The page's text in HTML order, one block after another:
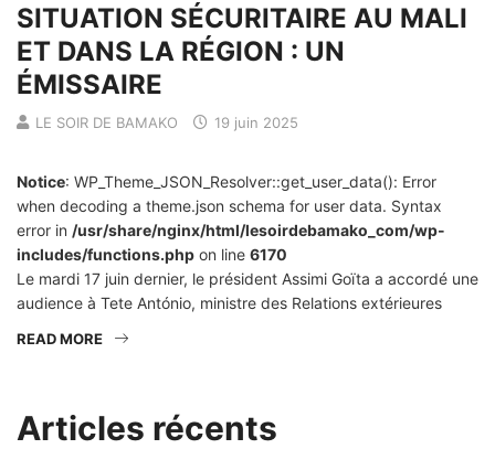
SITUATION SÉCURITAIRE AU MALI
ET DANS LA RÉGION : UN
ÉMISSAIRE
LE SOIR DE BAMAKO 19 juin 2025
Notice: WP_Theme_JSON_Resolver::get_user_data(): Error
when decoding a theme.json schema for user data. Syntax
error in /usr/share/nginx/html/lesoirdebamako_com/wp-
includes/functions.php on line 6170
Le mardi 17 juin dernier, le président Assimi Goïta a accordé une
audience à Tete António, ministre des Relations extérieures
READ MORE
Articles récents